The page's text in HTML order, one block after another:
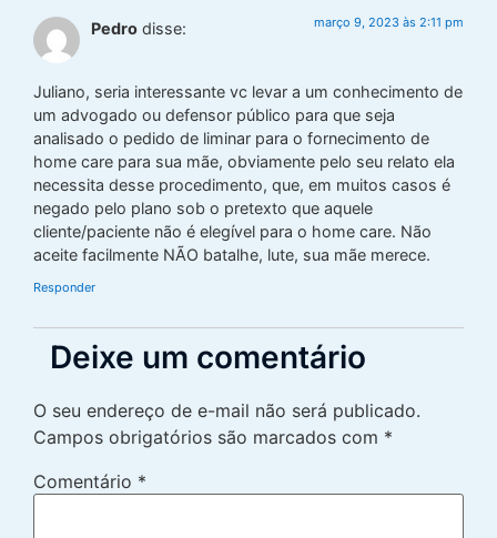
Pedro disse: março 9, 2023 às 2:11 pm
Juliano, seria interessante vc levar a um conhecimento de
um advogado ou defensor público para que seja
analisado o pedido de liminar para o fornecimento de
home care para sua mãe, obviamente pelo seu relato ela
necessita desse procedimento, que, em muitos casos é
negado pelo plano sob o pretexto que aquele
cliente/paciente não é elegível para o home care. Não
aceite facilmente NÃO batalhe, lute, sua mãe merece.
Responder
Deixe um comentário
O seu endereço de e-mail não será publicado.
Campos obrigatórios são marcados com *
Comentário *